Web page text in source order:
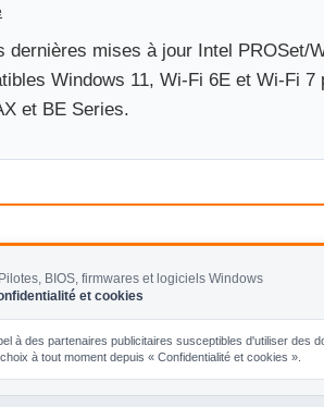
dernières mises à jour Intel PROSet/
Windows 11, Wi-Fi 6E et Wi-Fi 7
et BE Series.
Pilotes, BIOS, firmwares et logiciels Windows
et cookies
à des partenaires publicitaires susceptibles d'utiliser
à tout moment depuis « Confidentialité et cookies ».